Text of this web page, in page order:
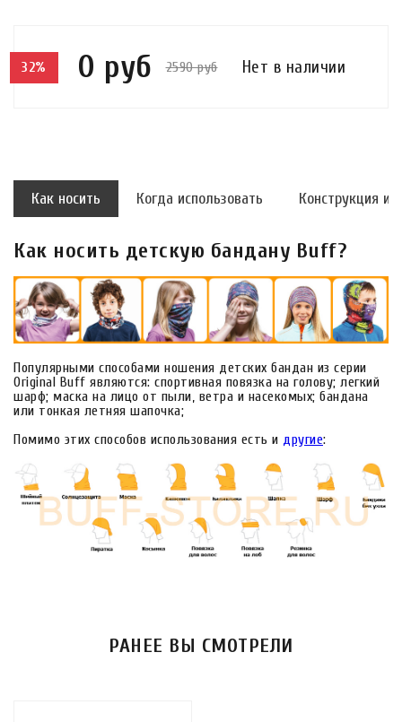
32% 0 руб 2590 руб Нет в наличии
Как носить Когда использовать Конструкция и
Как носить детскую бандану Buff?
Популярными способами ношения детских бандан из серии
Original Buff являются: спортивная повязка на голову; легкий
шарф; маска на лицо от пыли, ветра и насекомых; бандана
или тонкая летняя шапочка;
Помимо этих способов использования есть и другие:
РАНЕЕ ВЫ СМОТРЕЛИ